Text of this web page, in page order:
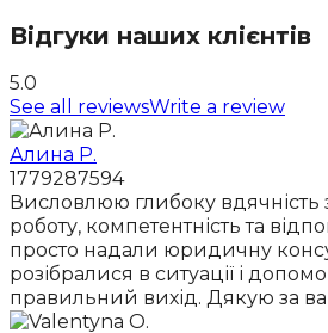
Відгуки наших клієнтів
5.0
See all reviewsWrite a review
Алина Р.
1779287594
Висловлюю глибоку вдячність
роботу, компетентність та
просто надали юридичну
розібралися в ситуації і
правильний вихід. Дякую за